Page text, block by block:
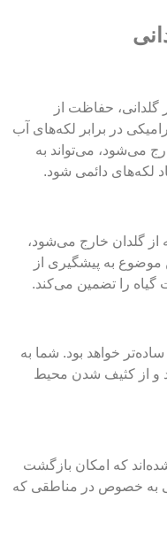
گلدانی، حفاظت از
در برابر لکه‌های آب
می‌شود، می‌تواند به
لکه‌های دائمی شود.
از گلدان خارج می‌شود،
به پیشگیری از
را تضمین می‌کند.
خواهد بود. شما به
و از کثیف شدن محیط
که امکان بازگشت
به خصوص در مناطقی که